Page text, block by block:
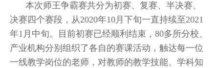
本次师王争霸赛共分为初赛、复赛、半决赛、
决赛四个赛段，从2020年10月下旬一直持续至2021
年1月中旬。目前初赛已经顺利结束，80多所分校、
产业机构分别组织了各自的赛课活动，触达每一位
一线教学岗位的老师，对教师的教学技能、学科知